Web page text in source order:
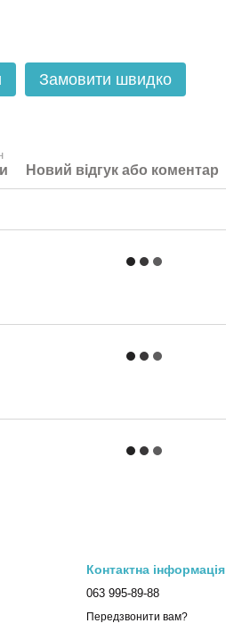
Замовити швидко
Новий відгук або коментар
Контактна інформація
063 995-89-88
Передзвонити вам?